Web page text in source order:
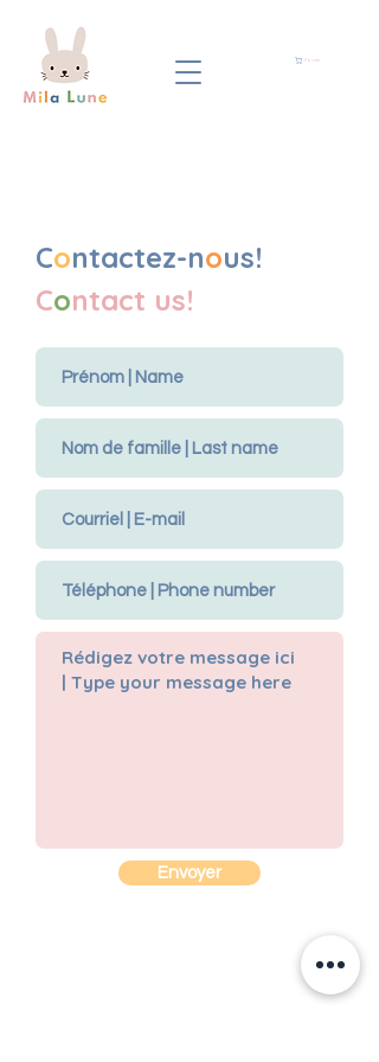
Panier
Contactez-nous!
Contact us!
Envoyer